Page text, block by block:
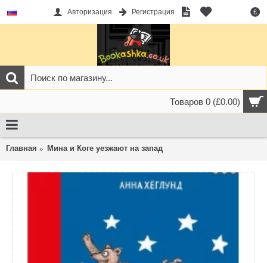
£
Авторизация Регистрация
Товаров 0 (£0.00)
Главная Мина и Коге уезжают на запад